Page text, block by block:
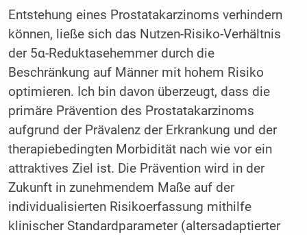
Entstehung eines Prostatakarzinoms verhindern
können, ließe sich das Nutzen-Risiko-Verhältnis
der 5α-Reduktasehemmer durch die
Beschränkung auf Männer mit hohem Risiko
optimieren. Ich bin davon überzeugt, dass die
primäre Prävention des Prostatakarzinoms
aufgrund der Prävalenz der Erkrankung und der
therapiebedingten Morbidität nach wie vor ein
attraktives Ziel ist. Die Prävention wird in der
Zukunft in zunehmendem Maße auf der
individualisierten Risikoerfassung mithilfe
klinischer Standardparameter (altersadaptierter